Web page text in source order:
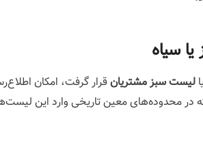
سیاه
لیست سبز مشتریانقرار گرفت، امکان
در محدوده‌های معین تاریخی وارد این